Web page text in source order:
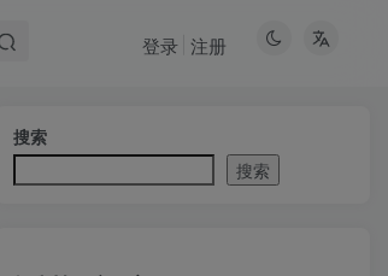
登录 注册
搜索
搜索